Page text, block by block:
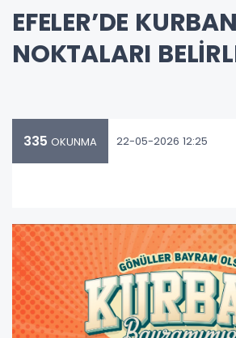
EFELER’DE
NOKTALARI
335 OKUNMA 22-05-2026 12:25